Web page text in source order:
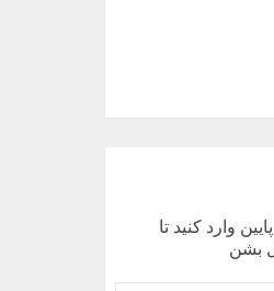
وارد کنید تا
بشن